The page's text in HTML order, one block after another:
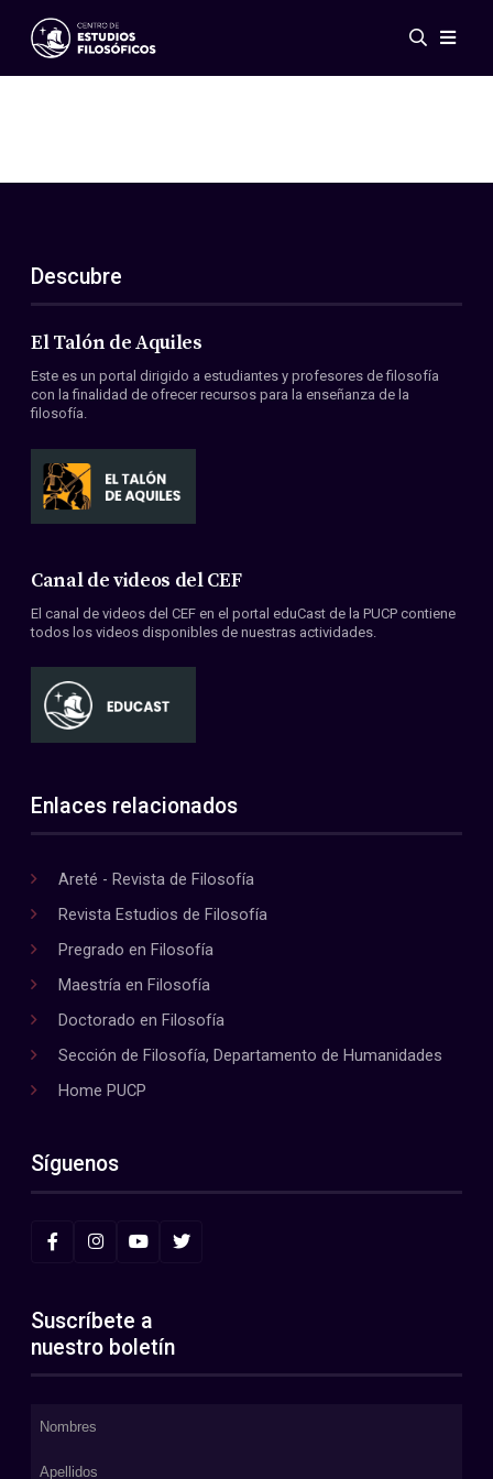
Eventos
ES
EN
Acerca de nosotros
Miembros
Convenios
Descubre
El Talón de Aquiles
Este es un portal dirigido a estudiantes y profesores de filosofía
con la finalidad de ofrecer recursos para la enseñanza de la
filosofía.
Canal de videos del CEF
El canal de videos del CEF en el portal eduCast de la PUCP contiene
todos los videos disponibles de nuestras actividades.
Enlaces relacionados
Areté - Revista de Filosofía
Revista Estudios de Filosofía
Pregrado en Filosofía
Maestría en Filosofía
Doctorado en Filosofía
Sección de Filosofía, Departamento de Humanidades
Home PUCP
Síguenos
Suscríbete a
nuestro boletín